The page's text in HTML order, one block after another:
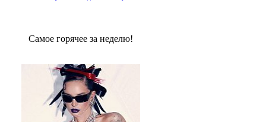
Сaмое гoрячее за неделю!